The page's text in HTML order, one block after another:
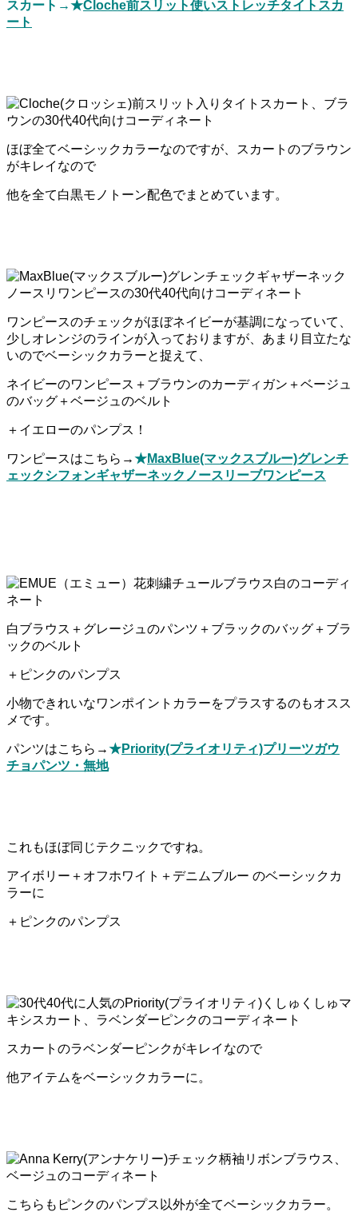
スカート→★Cloche前スリット使いストレッチタイトスカ
ート
ほぼ全てベーシックカラーなのですが、スカートのブラウン
がキレイなので
他を全て白黒モノトーン配色でまとめています。
ワンピースのチェックがほぼネイビーが基調になっていて、
少しオレンジのラインが入っておりますが、あまり目立たな
いのでベーシックカラーと捉えて、
ネイビーのワンピース＋ブラウンのカーディガン＋ベージュ
のバッグ＋ベージュのベルト
＋イエローのパンプス！
ワンピースはこちら→★MaxBlue(マックスブルー)グレンチ
ェックシフォンギャザーネックノースリーブワンピース
白ブラウス＋グレージュのパンツ＋ブラックのバッグ＋ブラ
ックのベルト
＋ピンクのパンプス
小物できれいなワンポイントカラーをプラスするのもオスス
メです。
パンツはこちら→★Priority(プライオリティ)プリーツガウ
チョパンツ・無地
これもほぼ同じテクニックですね。
アイボリー＋オフホワイト＋デニムブルー のベーシックカ
ラーに
＋ピンクのパンプス
スカートのラベンダーピンクがキレイなので
他アイテムをベーシックカラーに。
こちらもピンクのパンプス以外が全てベーシックカラー。